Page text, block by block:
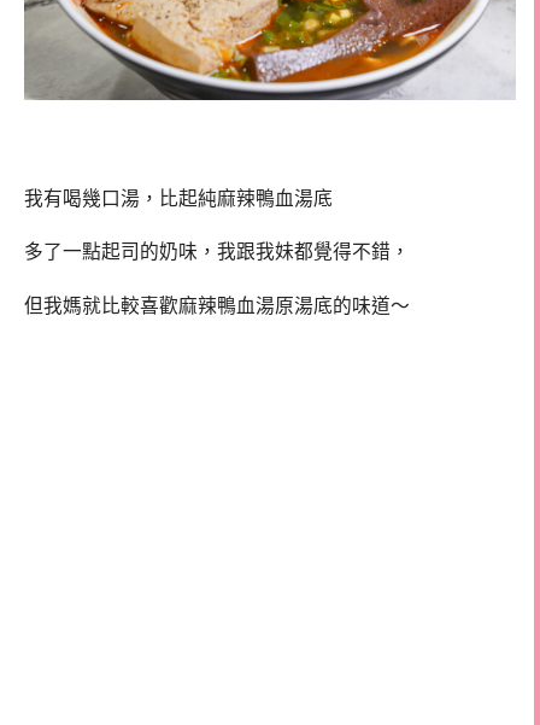
我有喝幾口湯，比起純麻辣鴨血湯底
多了一點起司的奶味，我跟我妹都覺得不錯，
但我媽就比較喜歡麻辣鴨血湯原湯底的味道～